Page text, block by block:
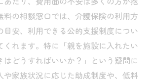
料の相談窓口では、介護保険の利用方
目安、利用できる公的支援制度につい
くれます。特に「親を施設に入れたい
はどうすればいいか？」という疑問に
や家族状況に応じた助成制度や、低料